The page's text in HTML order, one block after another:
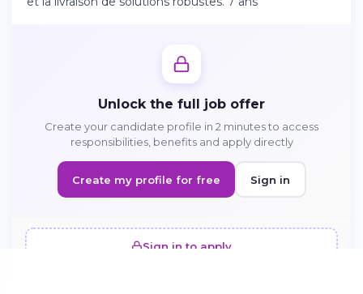
Unlock the full job offer
Create your candidate profile in 2 minutes to access
responsibilities, benefits and apply directly
Create my profile for free Sign in
Sign in to apply
Sign in on the web
Access your account from your browser